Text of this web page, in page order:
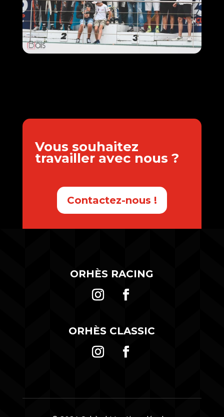
Vous souhaitez
travailler avec nous ?
Contactez-nous !
ORHÈS RACING
ORHÈS CLASSIC